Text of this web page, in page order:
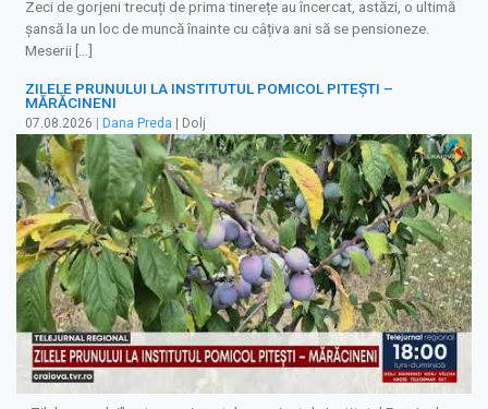
Zeci de gorjeni trecuți de prima tinerețe au încercat, astăzi, o ultimă
șansă la un loc de muncă înainte cu câțiva ani să se pensioneze.
Meserii […]
ZILELE PRUNULUI LA INSTITUTUL POMICOL PITEȘTI –
MĂRĂCINENI
07.08.2026 | Dana Preda | Dolj